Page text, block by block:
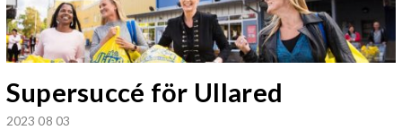
Supersuccé för Ullared
2023 08 03